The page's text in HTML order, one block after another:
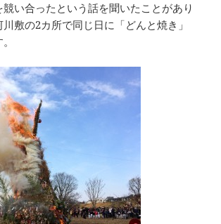
い合ったという話を聞いたことがあり
敷の2カ所で同じ日に「どんと焼き」